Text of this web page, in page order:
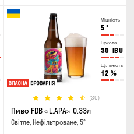
Міцність
5 °
Гіркота
30 IBU
Щільність
12 %
(30)
Пиво FDB «L.APA» 0.33л
Світле, Нефільтроване, 5°